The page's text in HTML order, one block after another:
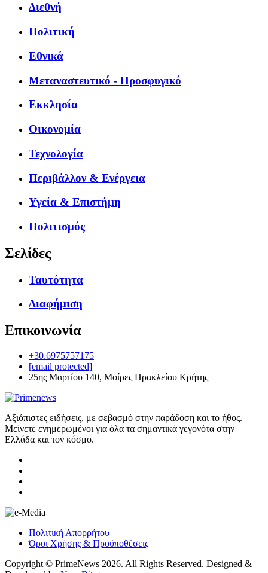
Διεθνή
Πολιτική
Εθνικά
Μεταναστευτικό - Προσφυγικό
Εκκλησία
Οικονομία
Τεχνολογία
Περιβάλλον & Ενέργεια
Υγεία & Επιστήμη
Πολιτισμός
Σελίδες
Ταυτότητα
Διαφήμιση
Επικοινωνία
+30.6975757175
[email protected]
25ης Μαρτίου 140, Μοίρες Ηρακλείου Κρήτης
Αξιόπιστες ειδήσεις, με σεβασμό στην παράδοση και το ήθος.
Μείνετε ενημερωμένοι για όλα τα σημαντικά γεγονότα στην
Ελλάδα και τον κόσμο.
Πολιτική Απορρήτου
Όροι Χρήσης & Προϋποθέσεις
Copyright © PrimeNews 2026. All Rights Reserved. Designed &